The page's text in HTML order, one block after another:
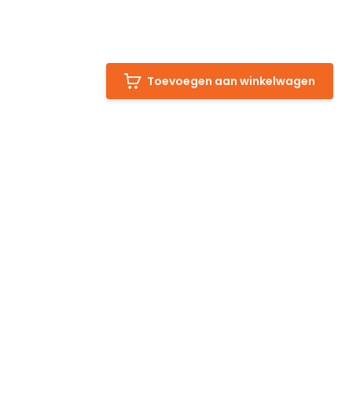
Toevoegen aan winkelwagen